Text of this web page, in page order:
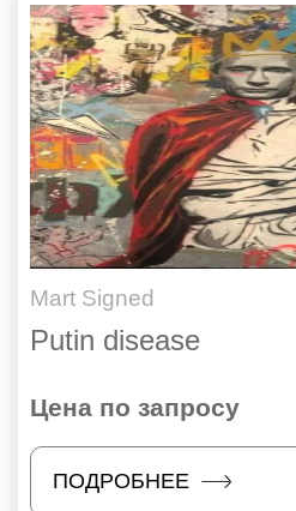
Mart Signed
Putin disease
Цена по запросу
ПОДРОБНЕЕ